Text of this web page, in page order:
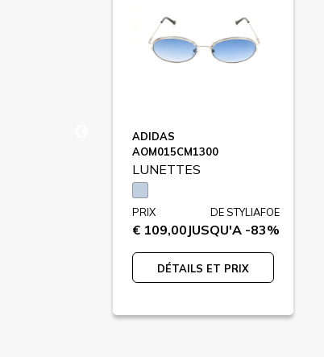
ADIDAS
AOM015CM1300
LUNETTES
PRIX
€ 109,00
DE STYLIAFOE
JUSQU'A -83%
DÉTAILS ET PRIX